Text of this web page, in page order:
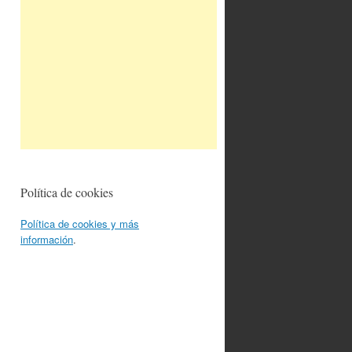
Política de cookies
Política de cookies y más
información.